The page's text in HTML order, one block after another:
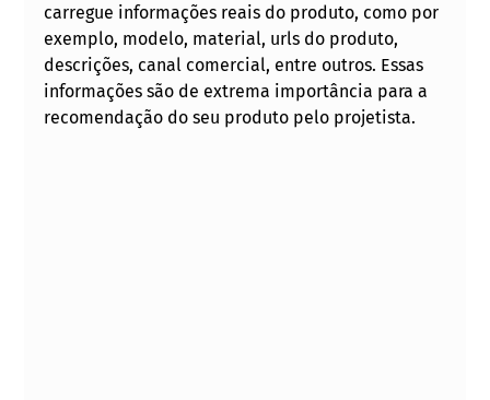
carregue informações reais do produto, como por
exemplo, modelo, material, urls do produto,
descrições, canal comercial, entre outros. Essas
informações são de extrema importância para a
recomendação do seu produto pelo projetista.